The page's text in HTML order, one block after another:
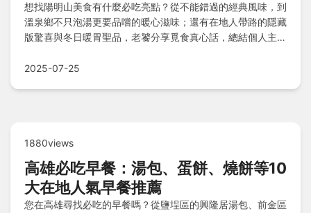
想找陽明山美食有什麼必吃亮點？從不能錯過的經典風味，到
溫泉鄉不只泡湯更要品嚐的暖心滋味；還有在地人帶路的隱藏
版驚喜與冬日暖胃聖品，老饕分享覓食真心話，總結個人主觀
踩雷！
2025-07-25
1880views
高雄必吃早餐：湯包、蛋餅、燒餅等10
大在地人氣早餐推薦
您在高雄尋找必吃的早餐嗎？從鹽埕區的興隆居湯包、前金區